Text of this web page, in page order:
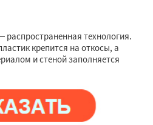
технология.
крепится на откосы, а
и стеной заполняется